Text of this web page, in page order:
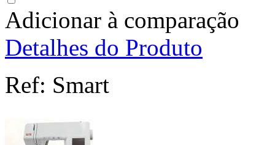
Adicionar à comparação
Detalhes do Produto
Ref: Smart